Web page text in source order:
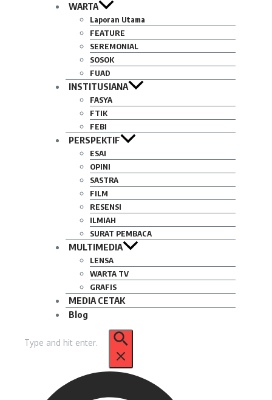
WARTA
Laporan Utama
FEATURE
SEREMONIAL
SOSOK
FUAD
INSTITUSIANA
FASYA
FTIK
FEBI
PERSPEKTIF
ESAI
OPINI
SASTRA
FILM
RESENSI
ILMIAH
SURAT PEMBACA
MULTIMEDIA
LENSA
WARTA TV
GRAFIS
MEDIA CETAK
Blog
untuk: